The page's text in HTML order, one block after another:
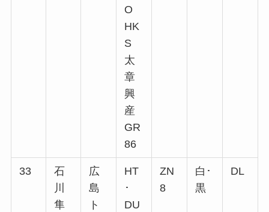
O
HK
S
太
章
興
産
GR
86
33
石
川
隼
広
島
ト
HT
･
DU
ZN
8
白･
黒
DL